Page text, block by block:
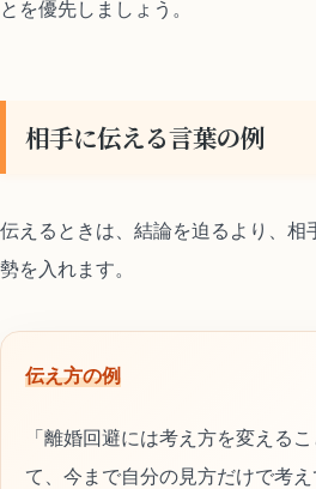
とを優先しましょう。
相手に伝える言葉の例
伝えるときは、結論を迫るより、相
勢を入れます。
伝え方の例
「離婚回避には考え方を変える
て、今まで自分の見方だけで考